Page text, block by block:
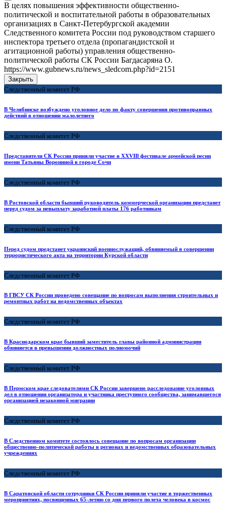
В целях повышения эффективности общественно-
политической и воспитательной работы в образовательных
организациях в Санкт-Петербургской академии
Следственного комитета России под руководством старшего
инспектора третьего отдела (пропагандистской и
агитационной работы) управления общественно-
политической работы СК России Багдасаряна О.
https://www.gubnews.ru/news_sledcom.php?id=2151
Закрыть
Следственный комитет РФ
В Челябинске возбуждено уголовное дело по факту совершения противоправных
действий в отношении малолетнего
Следственный комитет РФ
Представители СК России приняли участие в XXVIIl фестивале армейской песни
имени Татьяны Ворониной в городе Сочи
Следственный комитет РФ
В Ростовской области бывший руководитель коммерческой организации предстанет
перед судом за невыплату заработной платы 176 работникам
Следственный комитет РФ
Перед судом предстанет украинский военнослужащий, обвиняемый в совершении
террористического акта на территории Курской области
Следственный комитет РФ
В ГВСУ СК России проведено совещание по вопросам выполнения строительных и
ремонтных работ на ведомственных объектах
Следственный комитет РФ
В Краснодарском крае бывший заместитель главы районной администрации
обвиняется в превышении должностных полномочий
Следственный комитет РФ
В Пермском крае следователями СК России завершено расследование уголовных
дел в отношении организатора и участника преступного сообщества, занимавшегося
организацией незаконной миграции
Следственный комитет РФ
В Следственном комитете состоялось совещание по вопросам организации
общественно-политической работы в регионах и ведомственных образовательных
учреждениях
Следственный комитет РФ
В Саратовской области сотрудники СК России приняли участие в торжественных
мероприятиях, посвященных 65-летию со дня первого полета человека в космос